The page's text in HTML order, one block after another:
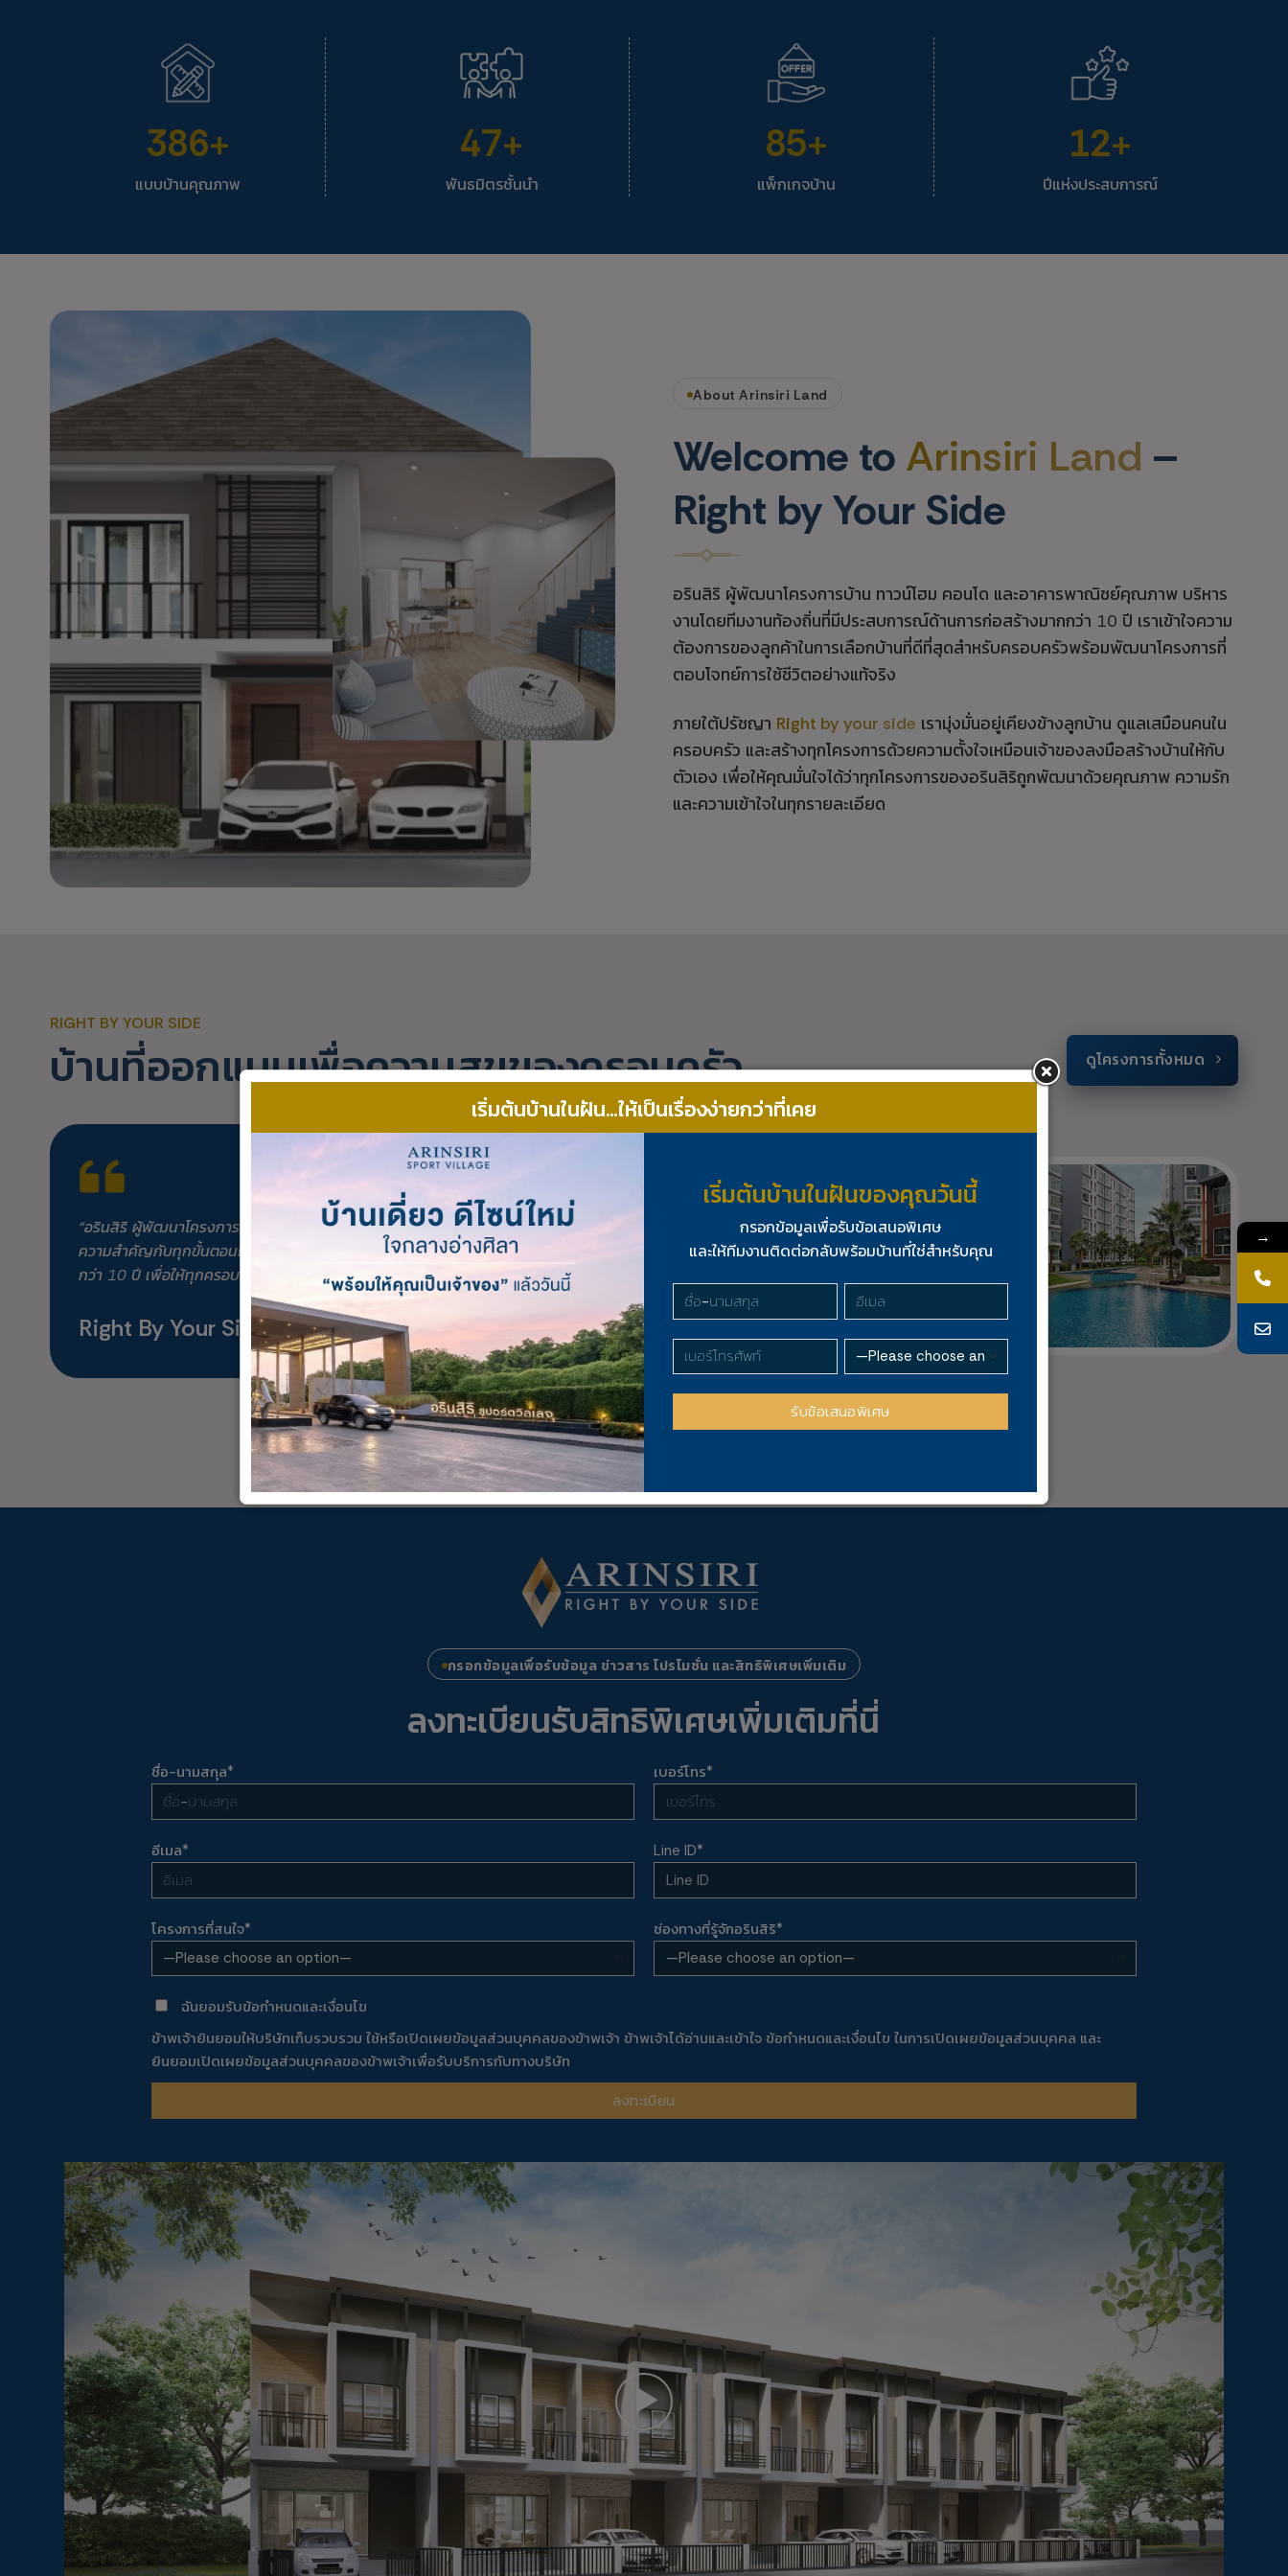
386+
แบบบ้านคุณภาพ
47+
พันธมิตรชั้นนำ
85+
แพ็กเกจบ้าน
12+
ปีแห่งประสบการณ์
About Arinsiri Land
Welcome to Arinsiri Land –
Right by Your Side
อรินสิริ ผู้พัฒนาโครงการบ้าน ทาวน์โฮม คอนโด และอาคารพาณิชย์คุณภาพ บริหาร
งานโดยทีมงานท้องถิ่นที่มีประสบการณ์ด้านการก่อสร้างมากกว่า 10 ปี เราเข้าใจความ
ต้องการของลูกค้าในการเลือกบ้านที่ดีที่สุดสำหรับครอบครัวพร้อมพัฒนาโครงการที่
ตอบโจทย์การใช้ชีวิตอย่างแท้จริง
ภายใต้ปรัชญา Right by your side เรามุ่งมั่นอยู่เคียงข้างลูกบ้าน ดูแลเสมือนคนใน
ครอบครัว และสร้างทุกโครงการด้วยความตั้งใจเหมือนเจ้าของลงมือสร้างบ้านให้กับ
ตัวเอง เพื่อให้คุณมั่นใจได้ว่าทุกโครงการของอรินสิริถูกพัฒนาด้วยคุณภาพ ความรัก
และความเข้าใจในทุกรายละเอียด
RIGHT BY YOUR SIDE
บ้านที่ออกแบบเพื่อความสุขของครอบครัว ดูโครงการทั้งหมด
“อรินสิริ ผู้พัฒนาโครงการอสังหาริมทรัพย์คุณภาพ ที่ให้
ความสำคัญกับทุกขั้นตอนการสร้างบ้าน ด้วยประสบการณ์
กว่า 10 ปี เพื่อให้ทุกครอบครัวได้บ้านที่ดีที่สุด”
Right By Your Side
กรอกข้อมูลเพื่อรับข้อมูล ข่าวสาร โปรโมชั่น และสิทธิพิเศษเพิ่มเติม
ลงทะเบียนรับสิทธิพิเศษเพิ่มเติมที่นี่
ชื่อ-นามสกุล* เบอร์โทร*
อีเมล* Line ID*
โครงการที่สนใจ* ช่องทางที่รู้จักอรินสิริ*
ฉันยอมรับข้อกำหนดและเงื่อนไข
ข้าพเจ้ายินยอมให้บริษัทเก็บรวบรวม ใช้หรือเปิดเผยข้อมูลส่วนบุคคลของข้าพเจ้า ข้าพเจ้าได้อ่านและเข้าใจ ข้อกำหนดและเงื่อนไข ในการเปิดเผยข้อมูลส่วนบุคคล และ
ยินยอมเปิดเผยข้อมูลส่วนบุคคลของข้าพเจ้าเพื่อรับบริการกับทางบริษัท
→
เริ่มต้นบ้านในฝัน…ให้เป็นเรื่องง่ายกว่าที่เคย
เริ่มต้นบ้านในฝันของคุณวันนี้
กรอกข้อมูลเพื่อรับข้อเสนอพิเศษ
และให้ทีมงานติดต่อกลับพร้อมบ้านที่ใช่สำหรับคุณ